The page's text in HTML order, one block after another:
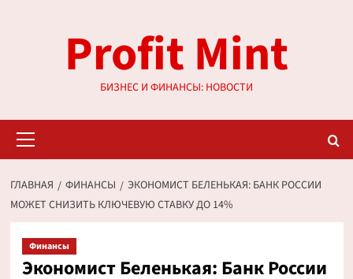
содержимомуProfit Mint
БИЗНЕС И ФИНАНСЫ: НОВОСТИ
меню
ГЛАВНАЯ ФИНАНСЫ
ЭКОНОМИСТ БЕЛЕНЬКАЯ: БАНК РОССИИ
МОЖЕТ СНИЗИТЬ КЛЮЧЕВУЮ СТАВКУ ДО 14%
Финансы
Экономист Беленькая: Банк России